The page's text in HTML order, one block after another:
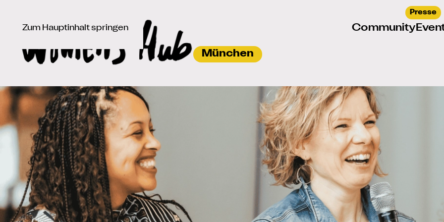
Zum Hauptinhalt springen
Presse
Community